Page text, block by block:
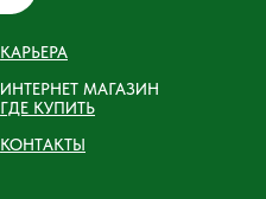
КАРЬЕРА
ИНТЕРНЕТ МАГАЗИН
ГДЕ КУПИТЬ
КОНТАКТЫ